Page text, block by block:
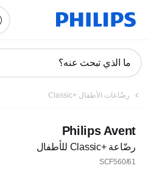
دعم
ما الذي تبحث عنه؟
رضّاعات الأطفال Classic+‎
Philips Avent
رضّاعة Classic+‎ للأطفال
SCF560/61